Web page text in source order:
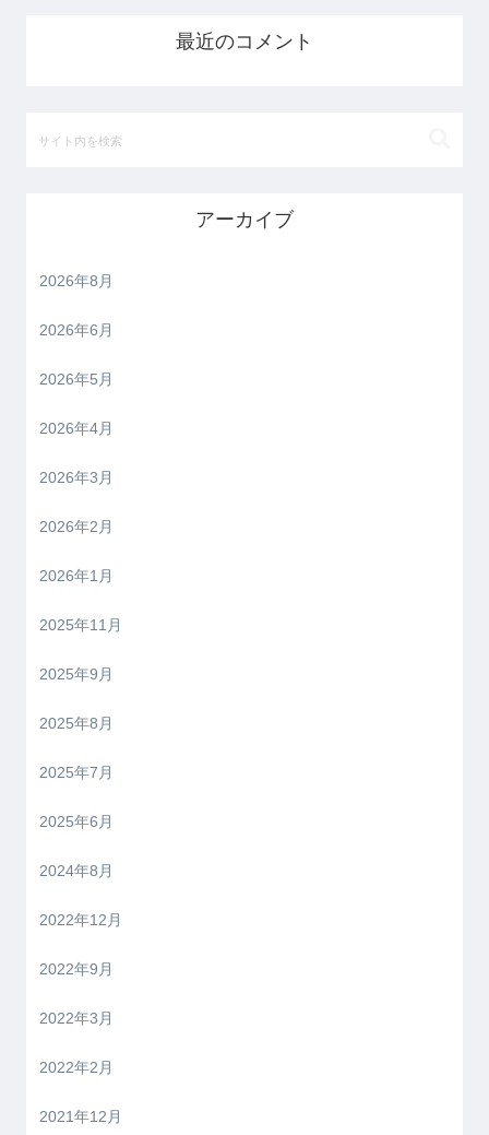
最近のコメント
アーカイブ
2026年8月
2026年6月
2026年5月
2026年4月
2026年3月
2026年2月
2026年1月
2025年11月
2025年9月
2025年8月
2025年7月
2025年6月
2024年8月
2022年12月
2022年9月
2022年3月
2022年2月
2021年12月